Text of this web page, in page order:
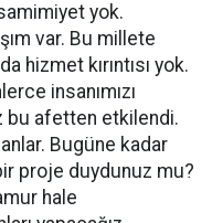
yok.
var. Bu millete
hizmet kırıntısı yok.
insanımızı
bu afetten etkilendi.
Bugüne kadar
proje duydunuz mu?
hale